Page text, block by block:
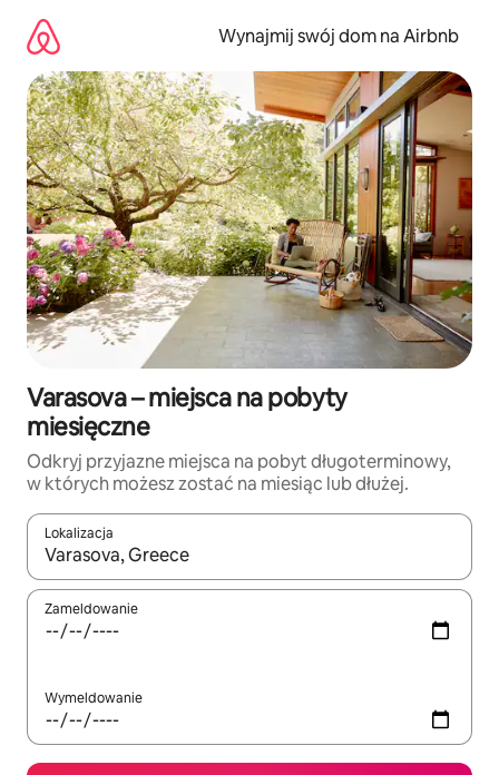
treści
Wynajmij swój dom na Airbnb
Varasova – miejsca na pobyty
miesięczne
Odkryj przyjazne miejsca na pobyt długoterminowy,
w których możesz zostać na miesiąc lub dłużej.
Lokalizacja
Gdy wyniki będą dostępne, możesz poruszać się po nich za
Zameldowanie
Wymeldowanie